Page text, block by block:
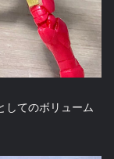
してのボリューム